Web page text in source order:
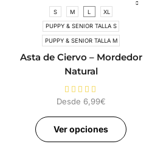
S M L XL
PUPPY & SENIOR TALLA S
PUPPY & SENIOR TALLA M
Asta de Ciervo – Mordedor
Natural
Desde 6,99€
Ver opciones